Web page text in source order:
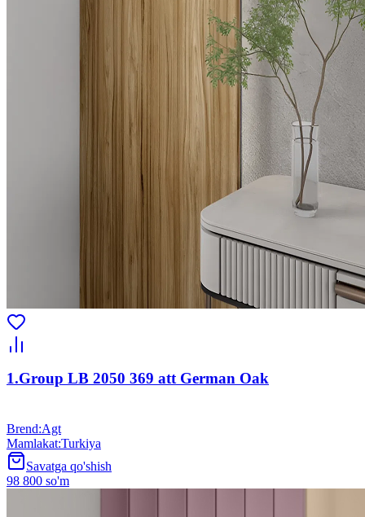
1.Group LB 2050 369 att German Oak
Brend:Agt
Mamlakat:Turkiya
Savatga qo'shish
98 800 so'm